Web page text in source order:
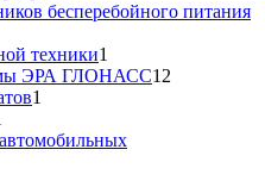
товар
бесперебойного питания
техники1
товар
ЭРА ГЛОНАСС12
1
товар